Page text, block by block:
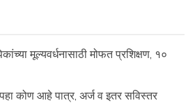
मूल्यवर्धनासाठी मोफत प्रशिक्षण, १०
कोण आहे पात्र, अर्ज व इतर सविस्तर